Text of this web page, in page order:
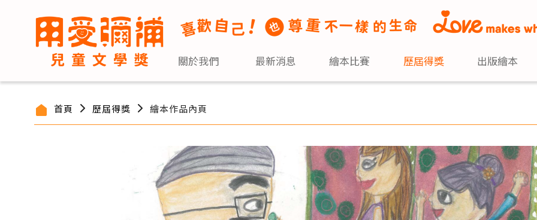
關於我們 最新消息 繪本比賽 歷屆得獎 出版繪本
首頁 歷屆得獎 繪本作品內頁